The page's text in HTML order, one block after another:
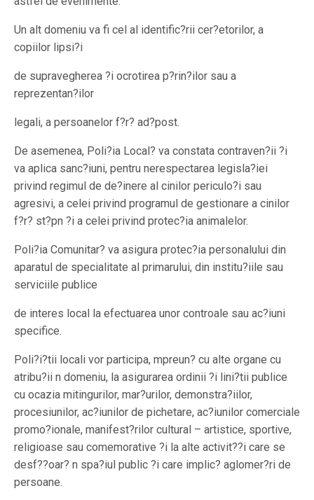
Un alt domeniu va fi cel al identific?rii cer?etorilor, a
copiilor lipsi?i
de supravegherea ?i ocrotirea p?rin?ilor sau a
reprezentan?ilor
legali, a persoanelor f?r? ad?post.
De asemenea, Poli?ia Local? va constata contraven?ii ?i
va aplica sanc?iuni, pentru nerespectarea legisla?iei
privind regimul de de?inere al cinilor periculo?i sau
agresivi, a celei privind programul de gestionare a cinilor
f?r? st?pn ?i a celei privind protec?ia animalelor.
Poli?ia Comunitar? va asigura protec?ia personalului din
aparatul de specialitate al primarului, din institu?iile sau
serviciile publice
de interes local la efectuarea unor controale sau ac?iuni
specifice.
Poli?i?tii locali vor participa, mpreun? cu alte organe cu
atribu?ii n domeniu, la asigurarea ordinii ?i lini?tii publice
cu ocazia mitingurilor, mar?urilor, demonstra?iilor,
procesiunilor, ac?iunilor de pichetare, ac?iunilor comerciale
promo?ionale, manifest?rilor cultural – artistice, sportive,
religioase sau comemorative ?i la alte activit??i care se
desf??oar? n spa?iul public ?i care implic? aglomer?ri de
persoane.